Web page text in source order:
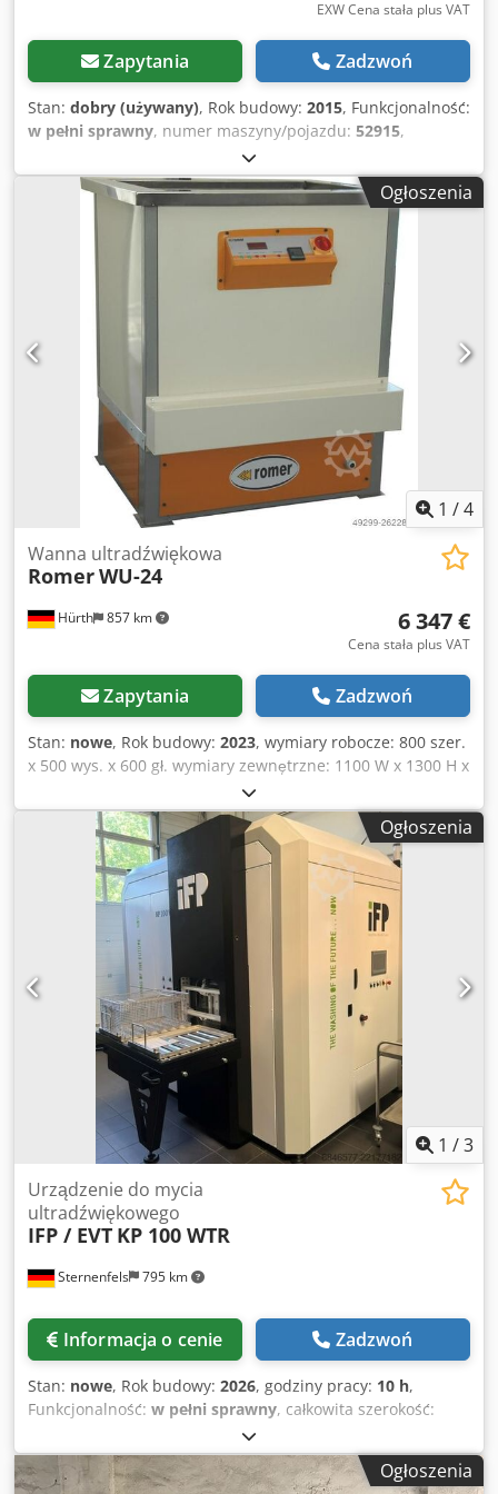
EXW Cena stała plus VAT
Zapytania Zadzwoń
Stan: dobry (używany), Rok budowy: 2015, Funkcjonalność:
w pełni sprawny, numer maszyny/pojazdu: 52915,
Charakterystyka techniczna: # Ładowność: Rozmiar kosza
530 x 320 x 233 mm # Pojemność zbiornika: 420L # Rodzaj
detergentów: zmodyfikowane rozpuszczalniki alkoholowe #
Maksymalna ładowność komory myjącej: 70 KG #
Wyposażenie ultradźwiękowe: 4000W, 25kHz # Waga
mechaniczna: 6000 kg Wyposażenie elektryczne # Napięcie
robocze: 400Vx3 # Moc podłączeniowa: 31 kW / prąd
znamionowy 63A Wymiary # Wymiary maszyny (D×S×W):
2800 × 1750 × 2300 mm Wyposażenie składa się z: #
Główna maszyna Hosel, ręczne załadunek/rozładunek z
dedykowaną podpórką ze stali nierdzewnej
Dcsdoxwmkzepfx Afnok Stan maszyny: SPRAWNA
Ogłoszenia
1 /4
Hürth 857 km
Wanna ultradźwiękowa
RomerWU-24
6 347 €
Cena stała plus VAT
Zapytania Zadzwoń
Stan: nowe, Rok budowy: 2023, wymiary robocze: 800 szer.
x 500 wys. x 600 gł. wymiary zewnętrzne: 1100 W x 1300 H x
900 D Działanie: elektryczne Moc grzewcza: 6 kW Napięcie:
380V częstotliwość 50-60 Hz Częstotliwość ultradźwięków:
20,5kHz Dcsdpfecubm Tsx Afnsk Moc ultradźwięków: 2,4
kW Gwarancja 12 miesięcy
Ogłoszenia
1 /3
Sternenfels 795 km
Urządzenie do mycia
ultradźwiękowego
IFP / EVT KP 100 WTR
Informacja o cenie Zadzwoń
Stan: nowe, Rok budowy: 2026, godziny pracy: 10 h,
Funkcjonalność: w pełni sprawny, całkowita szerokość:
, całkowita długość:3 000 mm
wysokość:2 800 mm, IFP - KP 100 WTR Przemysłowa myjnia
i odtłuszczarka do metalu Dane techniczne: - NowaOgłoszenia